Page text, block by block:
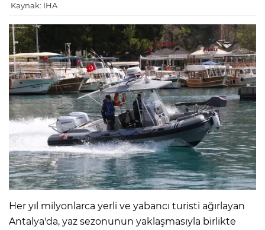
Kaynak: İHA
Her yıl milyonlarca yerli ve yabancı turisti ağırlayan
Antalya'da, yaz sezonunun yaklaşmasıyla birlikte